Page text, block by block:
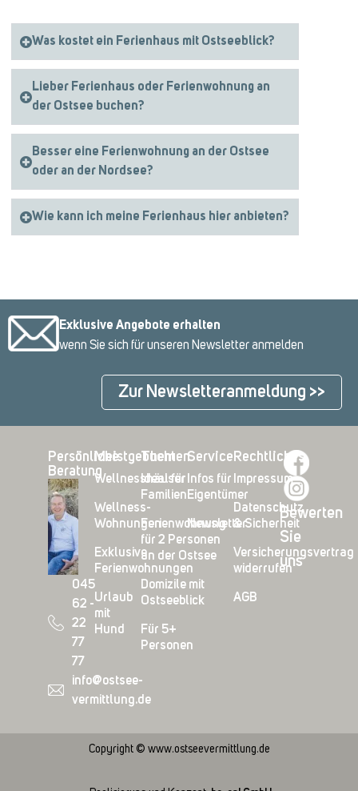
Was kostet ein Ferienhaus mit Ostseeblick?
Lieber Ferienhaus oder Ferienwohnung an
der Ostsee buchen?
Besser eine Ferienwohnung an der Ostsee
oder an der Nordsee?
Wie kann ich meine Ferienhaus hier anbieten?
Exklusive Angebote erhalten
wenn Sie sich für unseren Newsletter anmelden
Zur Newsletteranmeldung >>
Persönliche
Beratung
045
62 -
22
77
77
info@ostsee-
vermittlung.de
Meistgebucht
Wellnesshäuser
Wellness-
Wohnungen
Exklusive
Ferienwohnungen
Urlaub
mit
Hund
Themen
Ideal für
Familien
Ferienwohnung
für 2 Personen
an der Ostsee
Domizile mit
Ostseeblick
Für 5+
Personen
Service
Infos für
Eigentümer
Newsletter
Rechtliches
Impressum
Datenschutz
& Sicherheit
Versicherungsvertrag
widerrufen
AGB
Bewerten
Sie
uns
Copyright © www.ostseevermittlung.de